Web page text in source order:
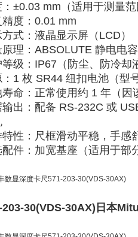
‌：‌ ±0.03 mm （适用于测量
度 ‌：0.01 mm
方式 ‌：液晶显示屏（LCD）
理 ‌：‌ ABSOLUTE 静电电
等级 ‌：‌ IP67 （防尘、防冷却
‌：1 枚 ‌ SR44 纽扣电池 （型
寿命 ‌：正常使用约 ‌ 1 年 （
出 ‌：配备 ‌ RS-232C 或
性 ：尺框滑动平稳，手感
配件 ：加宽基座（适用于部
203-30(VDS-30AX)日本